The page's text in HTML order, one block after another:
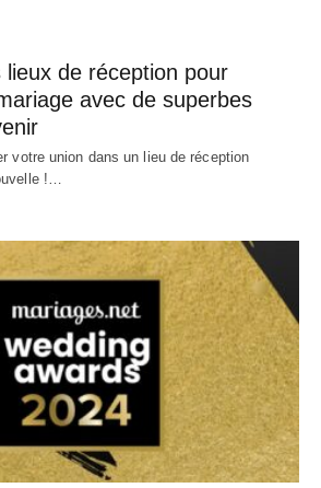
lieux de réception pour
avec de superbes
votre union dans un lieu de réception
!…